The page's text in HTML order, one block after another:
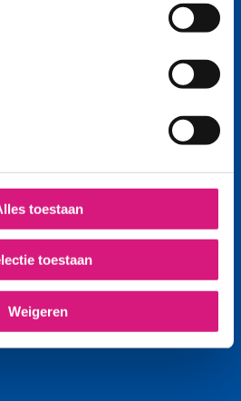
toestaan
toestaan
Weigeren
medewerkers)
de site